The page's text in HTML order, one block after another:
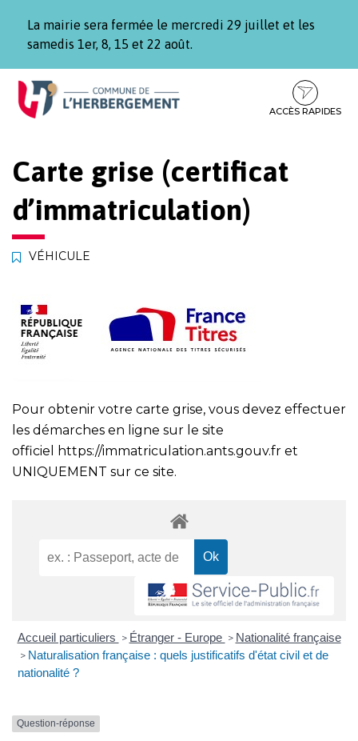
La mairie sera fermée le mercredi 29 juillet et les
samedis 1er, 8, 15 et 22 août.
Aller
Aller
contenu
Aller
pied
ACCÈS RAPIDES
Carte grise (certificat
d’immatriculation)
VÉHICULE
Pour obtenir votre carte grise, vous devez effectuer
les démarches en ligne sur le site
officiel
https://immatriculation.ants.gouv.fr et
UNIQUEMENT sur ce site.
Accueil particuliers > Étranger - Europe > Nationalité française
> Naturalisation française : quels justificatifs d'état civil et de
nationalité ?
Question-réponse